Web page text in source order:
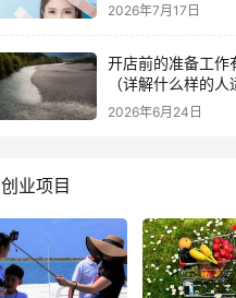
2026年7月17日
开店前的准备工作
（详解什么样的人
生意）
2026年6月24日
创业项目